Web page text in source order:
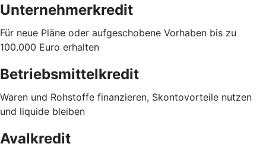
Unternehmerkredit
Für neue Pläne oder aufgeschobene Vorhaben bis zu
100.000 Euro erhalten
Betriebsmittelkredit
Waren und Rohstoffe finanzieren, Skontovorteile nutzen
und liquide bleiben
Avalkredit